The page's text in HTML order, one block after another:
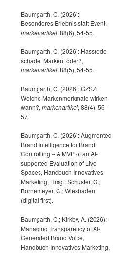
Baumgarth, C. (2026):
Besonderes Erlebnis statt Event,
markenartikel, 88(6), 54-55.
Baumgarth, C. (2026): Hassrede
schadet Marken, oder?,
markenartikel, 88(5), 54-55.
Baumgarth, C. (2026): GZSZ:
Welche Markenmerkmale wirken
wann?, markenartikel, 88(4), 56-
57.
Baumgarth, C. (2026): Augmented
Brand Intelligence for Brand
Controlling – A MVP of an AI-
supported Evaluation of Live
Spaces, Handbuch Innovatives
Marketing, Hrsg.: Schuster, G.;
Bornemeyer, C.; Wiesbaden
(digital first).
Baumgarth, C.; Kirkby, A. (2026):
Managing Transparency of AI-
Generated Brand Voice,
Handbuch Innovatives Marketing,